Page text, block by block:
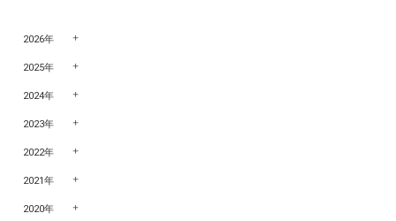
2026年
2025年
2024年
2023年
2022年
2021年
2020年